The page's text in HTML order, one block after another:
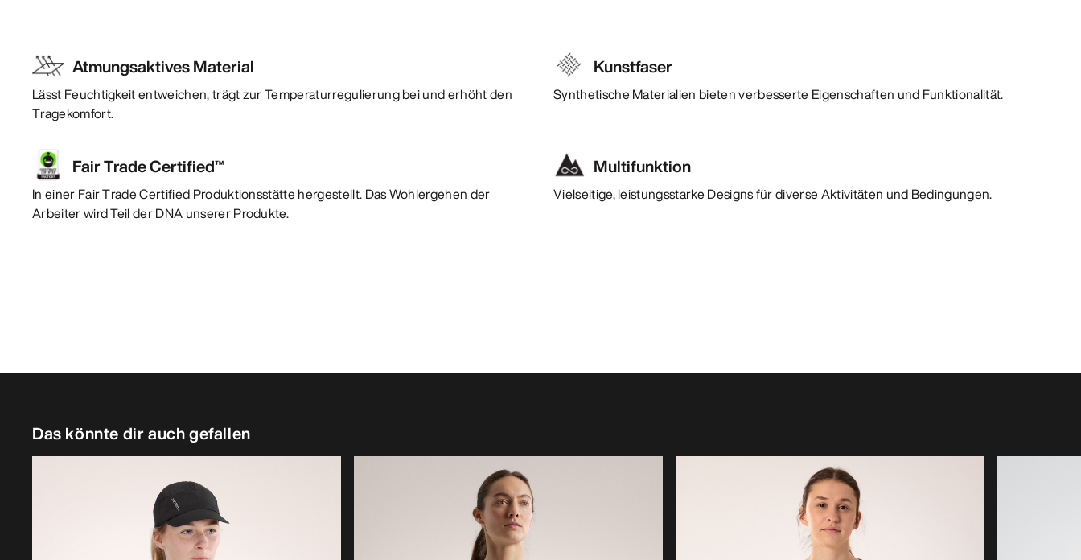
Atmungsaktives Material
Lässt Feuchtigkeit entweichen, trägt zur Temperaturregulierung bei und erhöht den
Tragekomfort.
Kunstfaser
Synthetische Materialien bieten verbesserte Eigenschaften und Funktionalität.
Fair Trade Certified™
In einer Fair Trade Certified Produktionsstätte hergestellt. Das Wohlergehen der
Arbeiter wird Teil der DNA unserer Produkte.
Multifunktion
Vielseitige, leistungsstarke Designs für diverse Aktivitäten und Bedingungen.
Das könnte dir auch gefallen